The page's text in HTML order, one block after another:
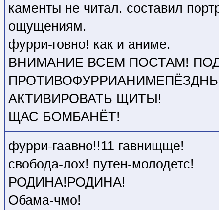
каменты не читал. составил
ощущениям.
фурри-говно! как и аниме.
ВНИМАНИЕ ВСЕМ ПОСТАМ!
АКТИВИРОВАТЬ ЩИТЫ!
ЩАС БОМБАНЁТ!
фурри-гаавно!!11 гавнищще!
свобода-лох! путен-молодетс!
РОДИНА!РОДИНА!
Обама-чмо!